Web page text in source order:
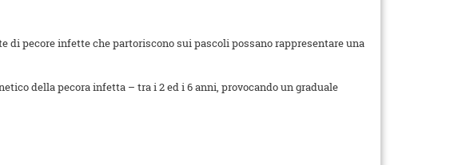
di pecore infette che partoriscono sui pascoli possano rappresentare una
della pecora infetta – tra i 2 ed i 6 anni, provocando un graduale